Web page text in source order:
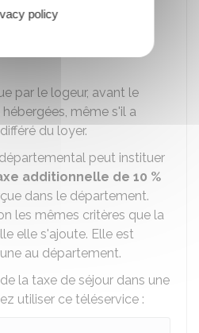
et un tarif maximal (tarif
d'hébergement
officiel des
par le logeur, avant le
même s'il a
du loyer.
peut instituer
additionnelle de 10 %
dans le département.
les mêmes critères que la
elle s'ajoute. Elle est
au département.
la taxe de séjour dans une
utiliser ce téléservice :
policy